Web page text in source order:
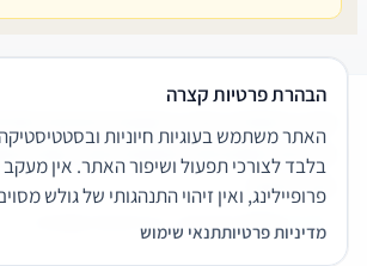
שירותים משפטיים
דרושים צור קשר
תנאי שימוש
© 2026 הפירמה. כל הזכויות שמורות.
הבהרת פרטיות קצרה
האתר משתמש בעוגיות חיוניות
בלבד לצורכי תפעול ושיפור האתר. אין מעקב
פרופיילינג, ואין זיהוי התנהגותי של גולש
מדיניות פרטיותתנאי שימוש